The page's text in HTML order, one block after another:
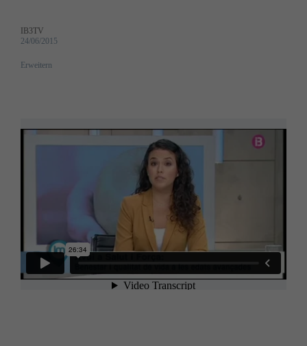
IB3TV
24/06/2015
Erweitern